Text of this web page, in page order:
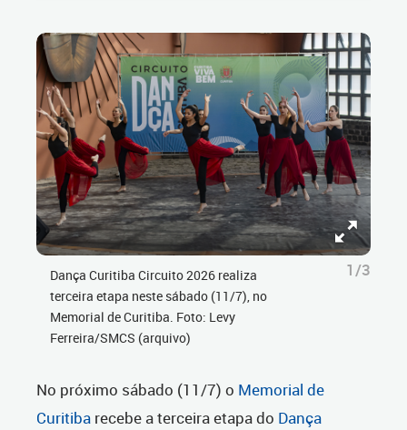
Dança Curitiba Circuito 2026 realiza
terceira etapa neste sábado (11/7), no
Memorial de Curitiba. Foto: Levy
Ferreira/SMCS (arquivo)
1/3
No próximo sábado (11/7) o Memorial de
Curitiba recebe a terceira etapa do Dança